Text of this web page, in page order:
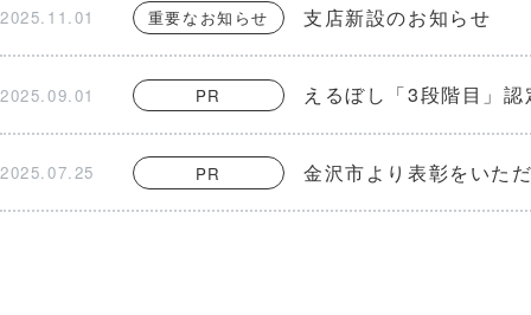
2025.11.01 重要なお知らせ 支店新設のお知らせ
2025.09.01 PR えるぼし「3段階目」
2025.07.25 PR 金沢市より表彰をいた